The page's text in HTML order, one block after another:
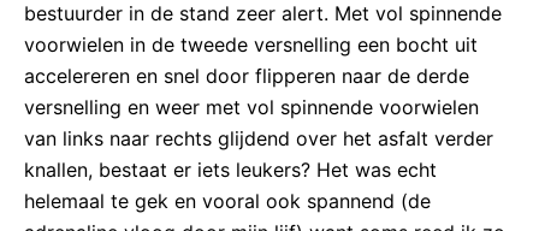
bestuurder in de stand zeer alert. Met vol spinnende
voorwielen in de tweede versnelling een bocht uit
accelereren en snel door flipperen naar de derde
versnelling en weer met vol spinnende voorwielen
van links naar rechts glijdend over het asfalt verder
knallen, bestaat er iets leukers? Het was echt
helemaal te gek en vooral ook spannend (de